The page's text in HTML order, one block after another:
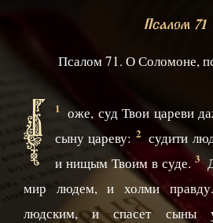
Псалом 71
Псалом 71. О Соломоне,
1
Б
оже, суд Твои цареви
сыну цареву: 2 судити
и нищым Твоим в суде. 3
мир людем, и холми
людским, и спасет сыны